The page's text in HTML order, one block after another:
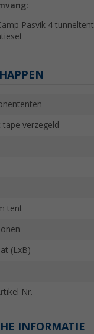
Pasvik 4 tunneltent
verzegeld
tent
(LxB)
Nr.
INFORMATIE